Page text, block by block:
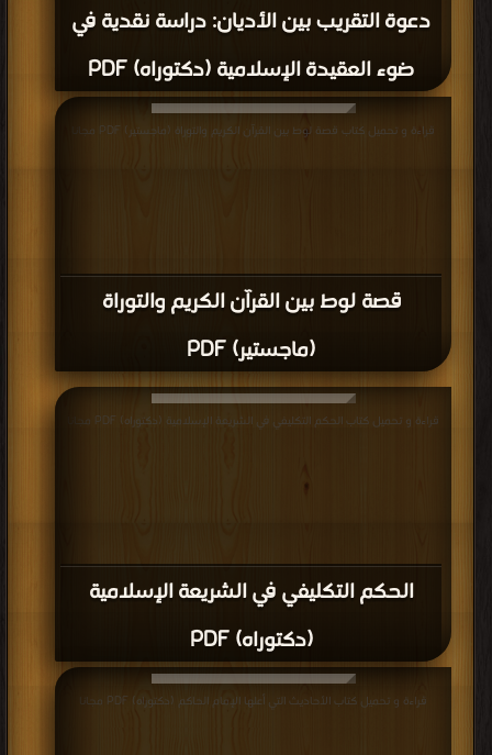
دعوة التقريب بين الأديان: دراسة نقدية في
ضوء العقيدة الإسلامية (دكتوراه) PDF
قصة لوط بين القرآن الكريم والتوراة
(ماجستير) PDF
قراءة و تحميل كتاب قصة لوط بين القرآن الكريم والتوراة (ماجستير) PDF مجانا
الحكم التكليفي في الشريعة الإسلامية
(دكتوراه) PDF
قراءة و تحميل كتاب الحكم التكليفي في الشريعة الإسلامية (دكتوراه) PDF مجانا
قراءة و تحميل كتاب الأحاديث التي أعلها الإمام الحاكم (دكتوراه) PDF مجانا